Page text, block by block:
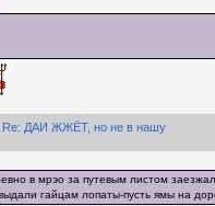
Re: ДАИ ЖЖЁТ, но не в нашу
в мрэо за путевым листом
гайцам лопаты-пусть ямы на